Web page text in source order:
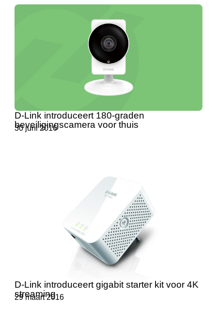
D-Link introduceert 180-graden
beveiligingscamera voor thuis
30 juni 2016
D-Link introduceert gigabit starter kit voor 4K
streaming
29 maart 2016